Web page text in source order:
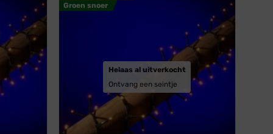
Groen snoer
Helaas al uitverkocht
Ontvang een seintje